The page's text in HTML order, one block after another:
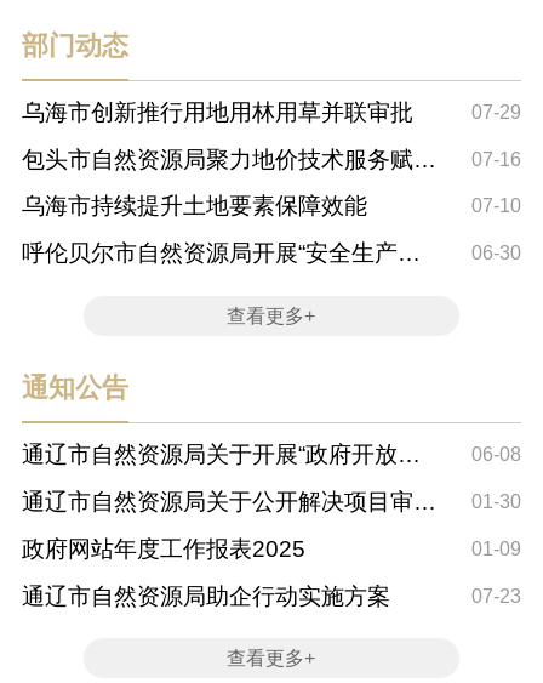
部门动态
乌海市创新推行用地用林用草并联审批 07-29
包头市自然资源局聚力地价技术服务赋能
土地提质增效
07-16
乌海市持续提升土地要素保障效能 07-10
呼伦贝尔市自然资源局开展“安全生产
06-30
查看更多+
通知公告
通辽市自然资源局关于开展“政府开放
日”活动的公告
06-08
通辽市自然资源局关于公开解决项目审批
卡点专项行...
01-30
政府网站年度工作报表2025 01-09
通辽市自然资源局助企行动实施方案 07-23
查看更多+